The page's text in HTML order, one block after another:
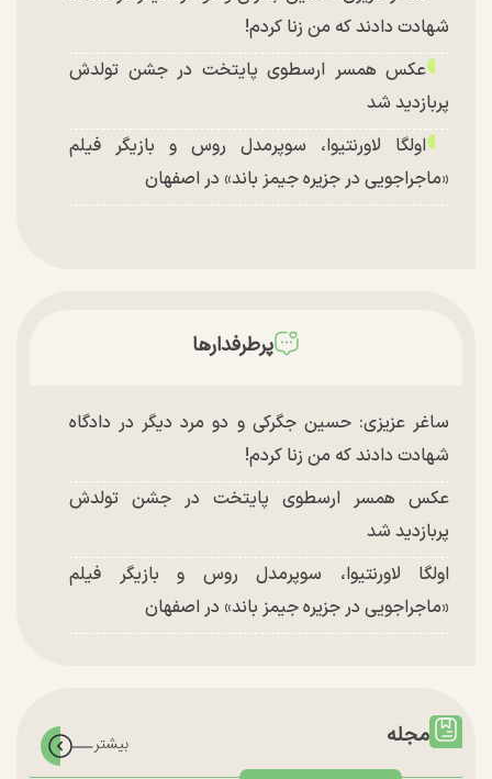
شهادت دادند که من زنا کردم!
عکس همسر ارسطوی پایتخت در جشن تولدش
پربازدید شد
اولگا لاورنتیوا، سوپرمدل روس و بازیگر فیلم
«ماجراجویی در جزیره جیمز باند» در اصفهان
پرطرفدارها
ساغر عزیزی: حسین جگرکی و دو مرد دیگر در دادگاه
شهادت دادند که من زنا کردم!
عکس همسر ارسطوی پایتخت در جشن تولدش
پربازدید شد
اولگا لاورنتیوا، سوپرمدل روس و بازیگر فیلم
«ماجراجویی در جزیره جیمز باند» در اصفهان
مجله